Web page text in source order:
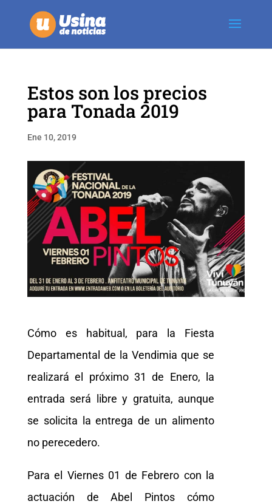
Estos son los precios
para Tonada 2019
Ene 10, 2019
Cómo es habitual, para la Fiesta
Departamental de la Vendimia que se
realizará el próximo 31 de Enero, la
entrada será libre y gratuita, aunque
se solicita la entrega de un alimento
no perecedero.
Para el Viernes 01 de Febrero con la
actuación de Abel Pintos cómo